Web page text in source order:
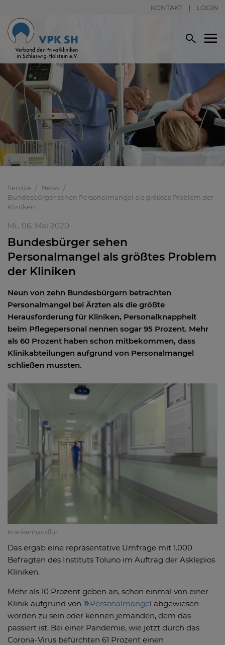
KONTAKT LOGIN
Service
News
Bundesbürger sehen Personalmangel als größtes Problem der
Kliniken
Mi., 06. Mai 2020
Bundesbürger sehen
Personalmangel als größtes Problem
der Kliniken
Neun von zehn Bundesbürgern betrachten
Personalmangel bei Ärzten als die größte
Herausforderung für Kliniken, Personalknappheit
beim Pflegepersonal nennen sogar 95 Prozent. Mehr
als 60 Prozent haben schon mitbekommen, dass
Klinikabteilungen aufgrund von Personalmangel
schließen mussten.
Krankenhausflur
Das ergab eine repräsentative Umfrage mit 1.000
Befragten des Instituts Toluno im Auftrag der Asklepios
Kliniken.
Mehr als 10 Prozent geben an, schon einmal von einer
Klinik aufgrund von
Personalmangel abgewiesen
worden zu sein oder kennen jemanden, dem das
passiert ist. Bei einer Pandemie, wie jetzt durch das
Corona-Virus befürchten 61 Prozent einen